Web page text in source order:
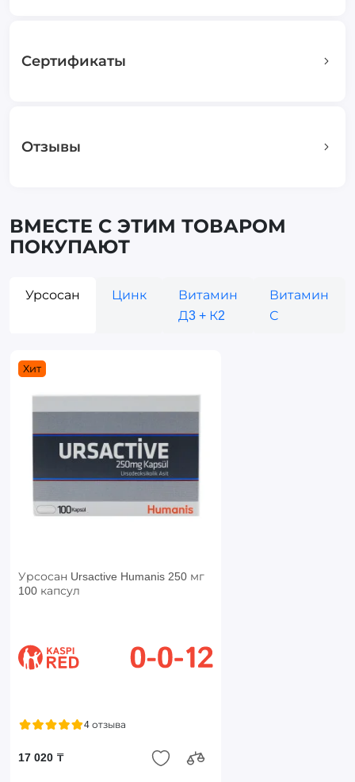
Сертификаты
Отзывы
ВМЕСТЕ С ЭТИМ ТОВАРОМ
ПОКУПАЮТ
Урсосан Цинк
Витамин
Д3 + К2
Витамин
С
Хит
Урсосан Ursactive Humanis 250 мг
100 капсул
4 отзыва
17 020 ₸